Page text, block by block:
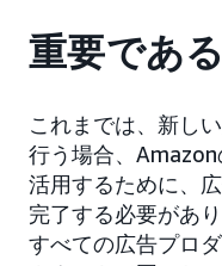
重要であ
これまでは、新し
行う場合、
活用するために、
完了する必要があ
すべての広告プロ